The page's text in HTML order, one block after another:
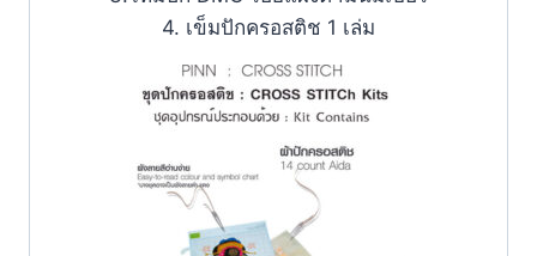
4. เข็มปักครอสติช 1 เล่ม